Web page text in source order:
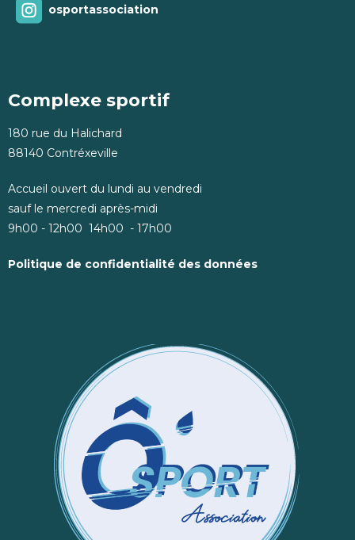
osportassociation
Complexe sportif
180 rue du Halichard
88140 Contréxeville
Accueil ouvert du lundi au vendredi
sauf le mercredi après-midi
9h00 - 12h00 14h00 - 17h00
Politique de confidentialité des données